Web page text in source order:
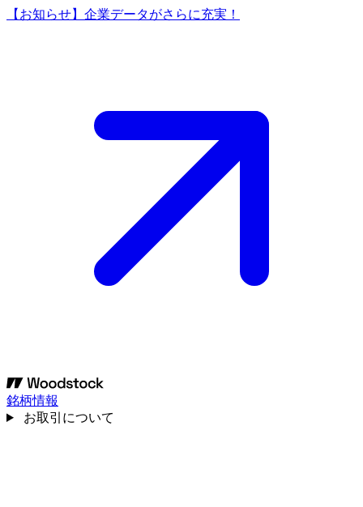
【お知らせ】企業データがさらに充実！
銘柄情報
お取引について